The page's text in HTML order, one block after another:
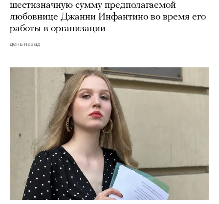
шестизначную сумму предполагаемой
любовнице Джанни Инфантино во время его
работы в организации
день назад